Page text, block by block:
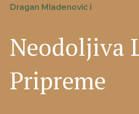
Dragan Mladenović i
Neodoljiva
Pripreme